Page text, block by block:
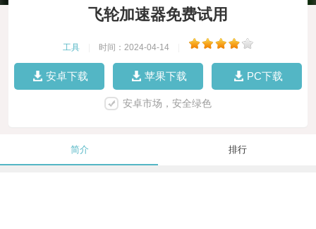
飞轮加速器免费试用
工具 时间：2024-04-14
安卓下载 苹果下载 PC下载
安卓市场，安全绿色
简介 排行